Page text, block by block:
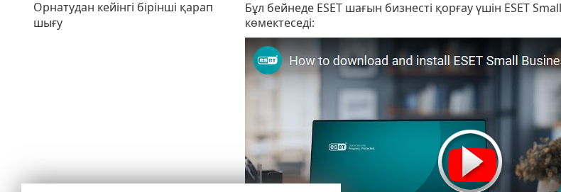
Бұл бейнеде ESET шағын бизнесті қорғау үшін ESET
көмектеседі: